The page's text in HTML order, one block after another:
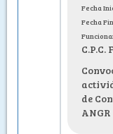
Fecha
Fecha
de
ANGR